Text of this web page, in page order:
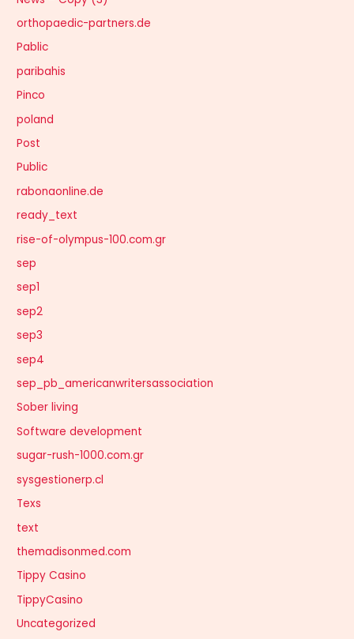
orthopaedic-partners.de
Pablic
paribahis
Pinco
poland
Post
Public
rabonaonline.de
ready_text
rise-of-olympus-100.com.gr
sep
sep1
sep2
sep3
sep4
sep_pb_americanwritersassociation
Sober living
Software development
sugar-rush-1000.com.gr
sysgestionerp.cl
Texs
text
themadisonmed.com
Tippy Casino
TippyCasino
Uncategorized